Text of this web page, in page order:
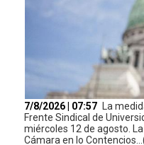
7/8/2026 | 07:57
La
Frente Sindical de
miércoles 12 de agosto.
Cámara en lo